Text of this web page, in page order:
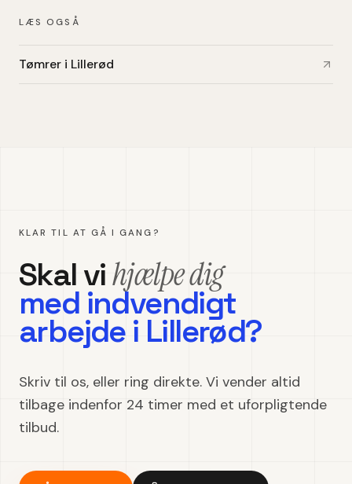
LÆS OGSÅ
Tømrer i Lillerød
KLAR TIL AT GÅ I GANG?
Skal vihjælpe dig
med indvendigt
arbejdei Lillerød?
Skriv til os, eller ring direkte. Vi vender altid
tilbage indenfor 24 timer med et uforpligtende
tilbud.